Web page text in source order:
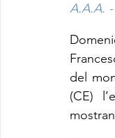
A.A.A. -
del
(CE)